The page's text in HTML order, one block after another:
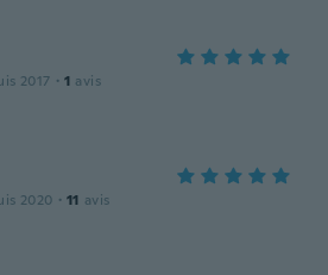
2017 · 1 avis
2020 · 11 avis